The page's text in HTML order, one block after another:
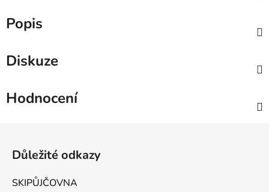
Popis
Diskuze
Hodnocení
Důležité odkazy
SKIPŮJČOVNA